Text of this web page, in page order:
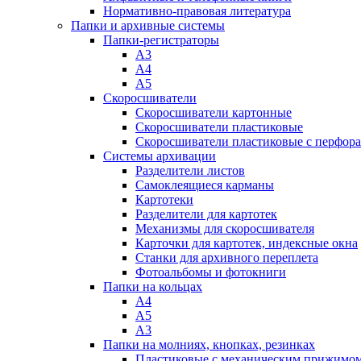
Нормативно-правовая литература
Папки и архивные системы
Папки-регистраторы
А3
А4
А5
Скоросшиватели
Скоросшиватели картонные
Скоросшиватели пластиковые
Скоросшиватели пластиковые с
Системы архивации
Разделители листов
Самоклеящиеся карманы
Картотеки
Разделители для картотек
Механизмы для скоросшивателя
Карточки для картотек, индексные окна
Станки для архивного переплета
Фотоальбомы и фотокниги
Папки на кольцах
А4
А5
А3
Папки на молниях, кнопках, резинках